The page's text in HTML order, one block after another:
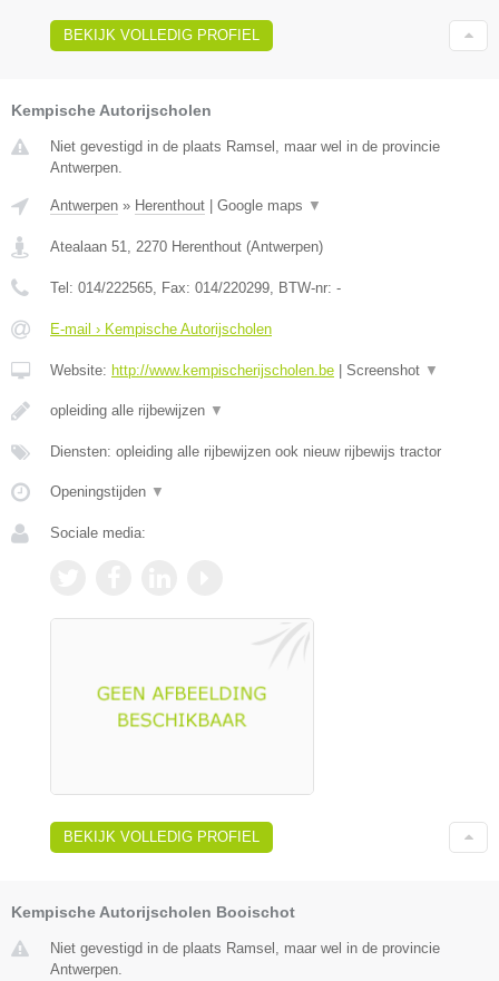
BEKIJK VOLLEDIG PROFIEL
Kempische Autorijscholen
Niet gevestigd in de plaats Ramsel, maar wel in de provincie
Antwerpen.
Antwerpen » Herenthout Google maps ▼
Atealaan 51, 2270 Herenthout (Antwerpen)
Tel: 014/222565, Fax: 014/220299, BTW-nr: -
E-mail › Kempische Autorijscholen
Website: http://www.kempischerijscholen.be Screenshot ▼
opleiding alle rijbewijzen ▼
Diensten: opleiding alle rijbewijzen ook nieuw rijbewijs tractor
Openingstijden ▼
Sociale media:
BEKIJK VOLLEDIG PROFIEL
Kempische Autorijscholen Booischot
Niet gevestigd in de plaats Ramsel, maar wel in de provincie
Antwerpen.